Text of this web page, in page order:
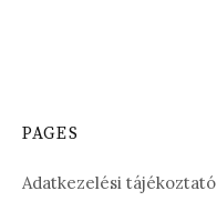
PAGES
Adatkezelési tájékoztató